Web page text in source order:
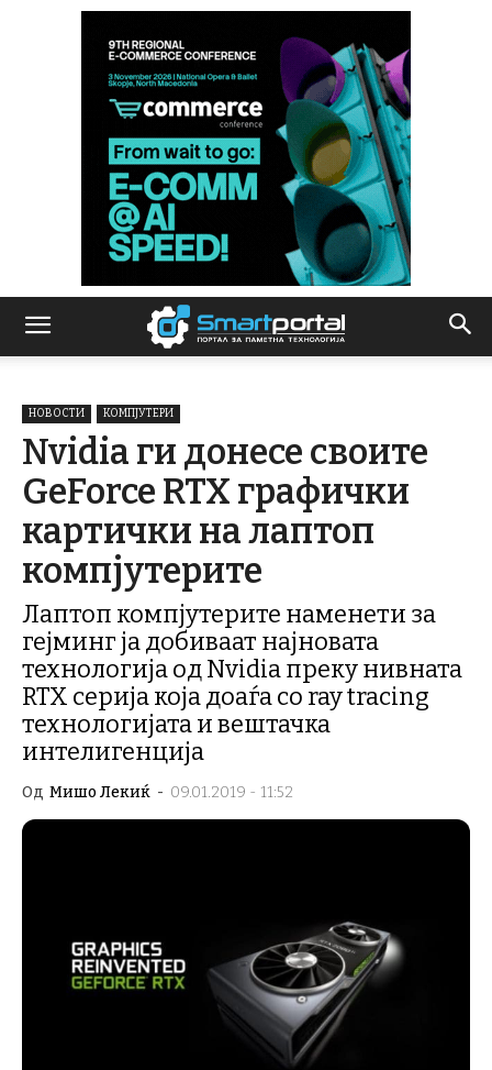
НОВОСТИ КОМПЈУТЕРИ
Nvidia ги донесе своите
GeForce RTX графички
картички на лаптоп
компјутерите
Лаптоп компјутерите наменети за
гејминг ја добиваат најновата
технологија од Nvidia преку нивната
RTX серија која доаѓа со ray tracing
технологијата и вештачка
интелигенција
Од Мишо Лекиќ - 09.01.2019 - 11:52